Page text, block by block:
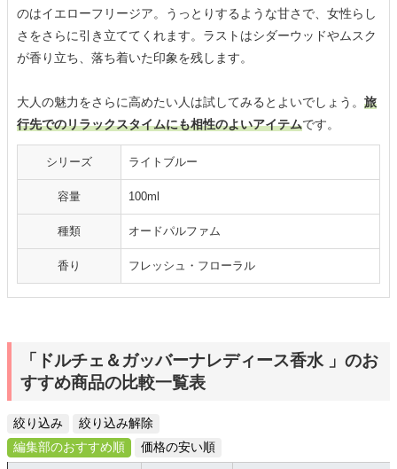
のはイエローフリージア。うっとりするような甘さで、女性らし
さをさらに引き立ててくれます。ラストはシダーウッドやムスク
が香り立ち、落ち着いた印象を残します。
大人の魅力をさらに高めたい人は試してみるとよいでしょう。 旅
行先でのリラックスタイムにも相性のよいアイテムです。
シリーズ ライトブルー
容量 100ml
種類 オードパルファム
香り フレッシュ・フローラル
「ドルチェ＆ガッバーナレディース香水 」のお
すすめ商品の比較一覧表
絞り込み
絞り込み解除
編集部のおすすめ順
価格の安い順